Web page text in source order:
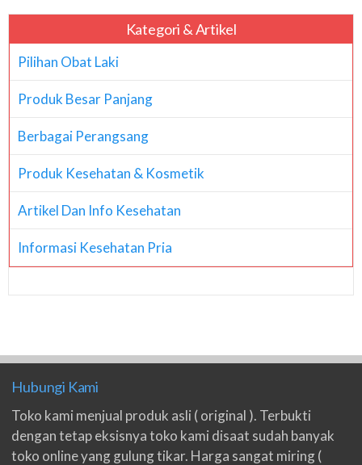
Kategori & Artikel
Pilihan Obat Laki
Produk Besar Panjang
Berbagai Perangsang
Produk Kesehatan & Kosmetik
Artikel Dan Info Kesehatan
Informasi Kesehatan Pria
Hubungi Kami
Toko kami menjual produk asli ( original ). Terbukti
dengan tetap eksisnya toko kami disaat sudah banyak
toko online yang gulung tikar. Harga sangat miring (